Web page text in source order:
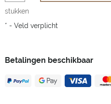
Betalingen beschikbaar
stukken
* - Veld verplicht